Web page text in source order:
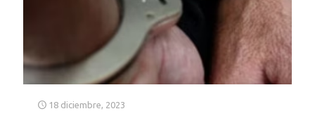
18 diciembre, 2023